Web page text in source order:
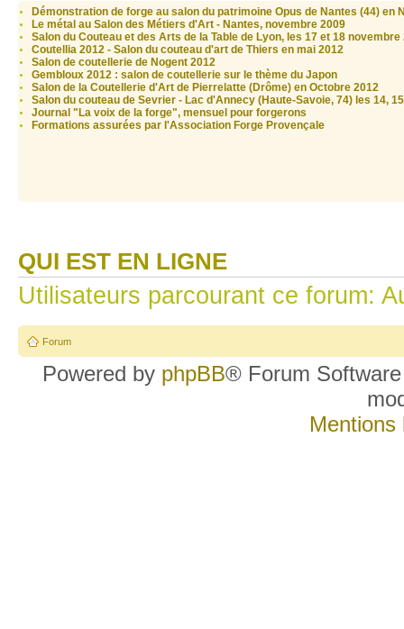
Démonstration de forge au salon du patrimoine Opus de Nantes (44) en
Le métal au Salon des Métiers d'Art - Nantes, novembre 2009
Salon du Couteau et des Arts de la Table de Lyon, les 17 et 18 novembre
Coutellia 2012 - Salon du couteau d'art de Thiers en mai 2012
Salon de coutellerie de Nogent 2012
Gembloux 2012 : salon de coutellerie sur le thème du Japon
Salon de la Coutellerie d'Art de Pierrelatte (Drôme) en Octobre 2012
Salon du couteau de Sevrier - Lac d'Annecy (Haute-Savoie, 74) les 14,
Journal "La voix de la forge", mensuel pour forgerons
Formations assurées par l'Association Forge Provençale
QUI EST EN LIGNE
Utilisateurs parcourant ce forum:
Forum
Powered by phpBB® Forum
Mentions